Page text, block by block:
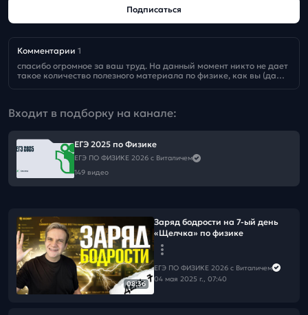
Подписаться
Комментарии 1
спасибо огромное за ваш труд. На данный момент никто не дает
такое количество полезного материала по физике, как вы (даже
Входит в подборку на канале:
ЕГЭ 2025 по Физике
ЕГЭ ПО ФИЗИКЕ 2026 с Виталичем
149 видео
08:36
Заряд бодрости на 7-ый день
«Щелчка» по физике
ЕГЭ ПО ФИЗИКЕ 2026 с Виталичем
04 мая 2025 г., 07:40